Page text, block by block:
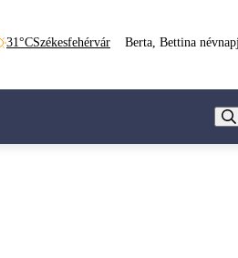
31°CSzékesfehérvár Berta, Bettina